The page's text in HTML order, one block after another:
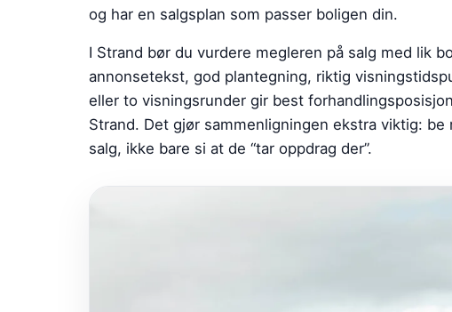
og har en salgsplan som passer boligen din.
I Strand bør du vurdere megleren på salg med lik
annonsetekst, god plantegning, riktig
eller to visningsrunder gir best
Strand. Det gjør sammenligningen ekstra viktig:
salg, ikke bare si at de “tar oppdrag der”.